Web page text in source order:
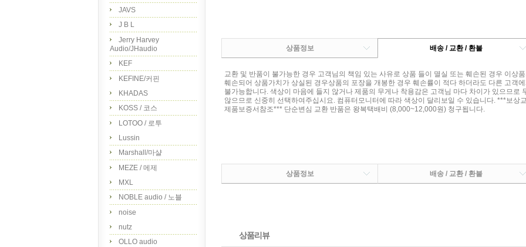
JAVS
J B L
Jerry Harvey
Audio/JHaudio
KEF
KEFINE/커핀
KHADAS
KOSS / 코스
LOTOO / 로투
Lussin
Marshall/마샬
MEZE / 메제
MXL
NOBLE audio / 노블
noise
nutz
OLLO audio
상품정보 배송 / 교환 / 환불
교환 및 반품이 불가능한 경우 고객님의 책임 있는 사유로 상품 들이 멸실 또는 훼손된 경우 이상
훼손되어 상품가치가 상실된 경우상품의 포장을 개봉한 경우 훼손률이 적다 하더라도 다른 고객
불가능합니다. 색상이 마음에 들지 않거나 제품의 무게나 착용감은 고객님 마다 차이가 있으므로
않으므로 신중히 선택하여주십시요. 컴퓨터모니터에 따라 색상이 달리보일 수 있습니다. ***보상
제품보증서참조*** 단순변심 교환 반품은 왕복택배비 (8,000~12,000원) 청구됩니다.
상품정보 배송 / 교환 / 환불
상품리뷰